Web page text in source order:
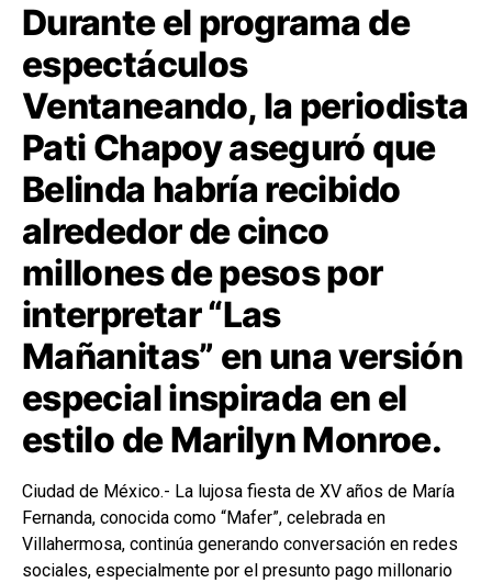
Durante el programa de
espectáculos
Ventaneando, la periodista
Pati Chapoy aseguró que
Belinda habría recibido
alrededor de cinco
millones de pesos por
interpretar “Las
Mañanitas” en una versión
especial inspirada en el
estilo de Marilyn Monroe.
Ciudad de México.- La lujosa fiesta de XV años de María
Fernanda, conocida como “Mafer”, celebrada en
Villahermosa, continúa generando conversación en redes
sociales, especialmente por el presunto pago millonario